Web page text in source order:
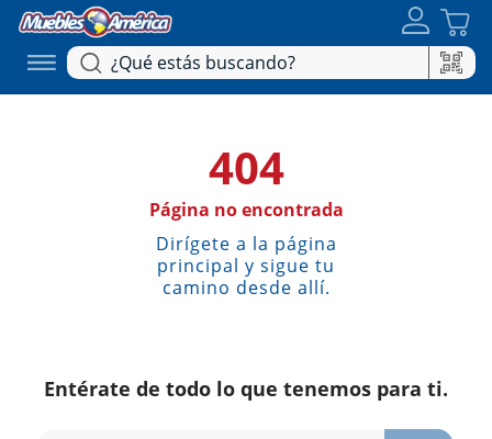
404
Página no encontrada
Dirígete a la página
principal y sigue tu
camino desde allí.
Entérate de todo lo que tenemos para ti.